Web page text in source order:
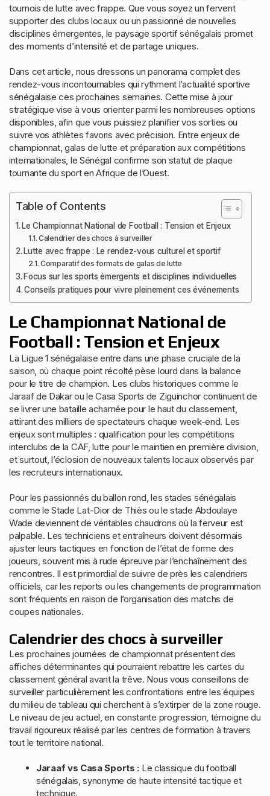
tournois de lutte avec frappe. Que vous soyez un fervent
supporter des clubs locaux ou un passionné de nouvelles
disciplines émergentes, le paysage sportif sénégalais promet
des moments d’intensité et de partage uniques.
Dans cet article, nous dressons un panorama complet des
rendez-vous incontournables qui rythment l’actualité sportive
sénégalaise ces prochaines semaines. Cette mise à jour
stratégique vise à vous orienter parmi les nombreuses options
disponibles, afin que vous puissiez planifier vos sorties ou
suivre vos athlètes favoris avec précision. Entre enjeux de
championnat, galas de lutte et préparation aux compétitions
internationales, le Sénégal confirme son statut de plaque
tournante du sport en Afrique de l’Ouest.
Table of Contents
Le Championnat National de Football : Tension et Enjeux
Calendrier des chocs à surveiller
Lutte avec frappe : Le rendez-vous culturel et sportif
Comparatif des formats de galas de lutte
Focus sur les sports émergents et disciplines individuelles
Conseils pratiques pour vivre pleinement ces événements
Le Championnat National de
Football : Tension et Enjeux
La Ligue 1 sénégalaise entre dans une phase cruciale de la
saison, où chaque point récolté pèse lourd dans la balance
pour le titre de champion. Les clubs historiques comme le
Jaraaf de Dakar ou le Casa Sports de Ziguinchor continuent de
se livrer une bataille acharnée pour le haut du classement,
attirant des milliers de spectateurs chaque week-end. Les
enjeux sont multiples : qualification pour les compétitions
interclubs de la CAF, lutte pour le maintien en première division,
et surtout, l’éclosion de nouveaux talents locaux observés par
les recruteurs internationaux.
Pour les passionnés du ballon rond, les stades sénégalais
comme le Stade Lat-Dior de Thiès ou le stade Abdoulaye
Wade deviennent de véritables chaudrons où la ferveur est
palpable. Les techniciens et entraîneurs doivent désormais
ajuster leurs tactiques en fonction de l’état de forme des
joueurs, souvent mis à rude épreuve par l’enchaînement des
rencontres. Il est primordial de suivre de près les calendriers
officiels, car les reports ou les changements de programmation
sont fréquents en raison de l’organisation des matchs de
coupes nationales.
Calendrier des chocs à surveiller
Les prochaines journées de championnat présentent des
affiches déterminantes qui pourraient rebattre les cartes du
classement général avant la trêve. Nous vous conseillons de
surveiller particulièrement les confrontations entre les équipes
du milieu de tableau qui cherchent à s’extirper de la zone rouge.
Le niveau de jeu actuel, en constante progression, témoigne du
travail rigoureux réalisé par les centres de formation à travers
tout le territoire national.
Jaraaf vs Casa Sports : Le classique du football
sénégalais, synonyme de haute intensité tactique et
technique.